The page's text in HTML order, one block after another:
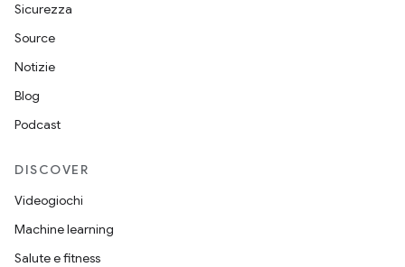
Sicurezza
Source
Notizie
Blog
Podcast
DISCOVER
Videogiochi
Machine learning
Salute e fitness